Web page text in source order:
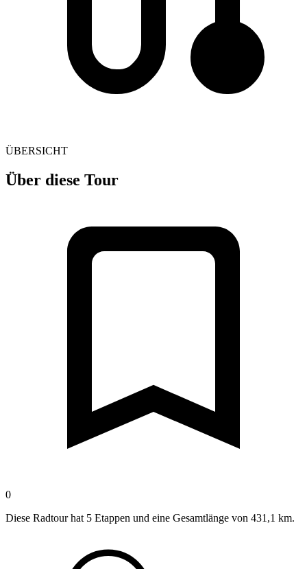
ÜBERSICHT
Über diese Tour
0
Diese Radtour hat 5 Etappen und eine Gesamtlänge von 431,1 km.